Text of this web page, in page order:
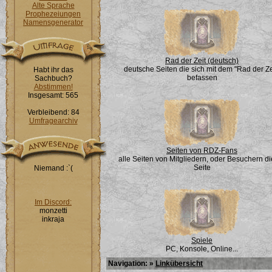
Alte Sprache
Prophezeiungen
Namensgenerator
Habt ihr das
Sachbuch?
Abstimmen!
Insgesamt: 565
Verbleibend: 84
Umfragearchiv
Niemand :`(
Im Discord:
monzetti
inkraja
Rad der Zeit (deutsch)
deutsche Seiten die sich mit dem "Rad der
befassen
Seiten von RDZ-Fans
alle Seiten von Mitgliedern, oder Besuchern
Seite
Spiele
PC, Konsole, Online...
Navigation: » Linkübersicht